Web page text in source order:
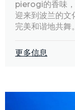
pierogi的香味
迎来到波兰的文
完美和谐地共舞。
更多信息